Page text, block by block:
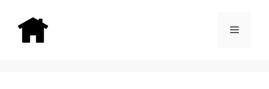
content
Menu